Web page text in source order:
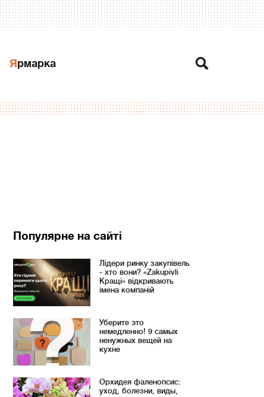
Ярмарка
Популярне на сайті
Лідери ринку закупівель
- хто вони? «Zakupivli
Кращі» відкривають
імена компаній
Уберите это
немедленно! 9 самых
ненужных вещей на
кухне
Орхидея фаленопсис:
уход, болезни, виды,